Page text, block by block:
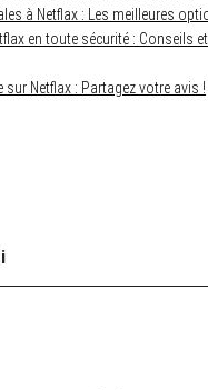
à Netflax : Les meilleures
en toute sécurité : Conseils
sur Netflax : Partagez votre avis !